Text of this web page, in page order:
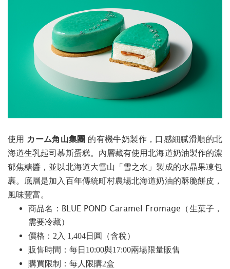
使用 カーム角山集團 的有機牛奶製作，口感細膩滑順的北
海道生乳起司慕斯蛋糕。內層藏有使用北海道奶油製作的濃
郁焦糖醬，並以北海道大雪山「雪之水」製成的水晶果凍包
裹。底層是加入百年傳統町村農場北海道奶油的酥脆餅皮，
風味豐富。
商品名：BLUE POND Caramel Fromage（生菓子，
需要冷藏）
價格：2入 1,404日圓（含稅）
販售時間：每日10:00與17:00兩場限量販售
購買限制：每人限購2盒